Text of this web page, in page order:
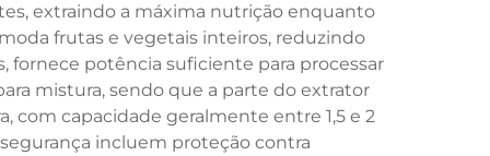
extraindo a máxima nutrição enquanto
frutas e vegetais inteiros, reduzindo
potência suficiente para processar
mistura, sendo que a parte do extrator
com capacidade geralmente entre 1,5 e 2
incluem proteção contra